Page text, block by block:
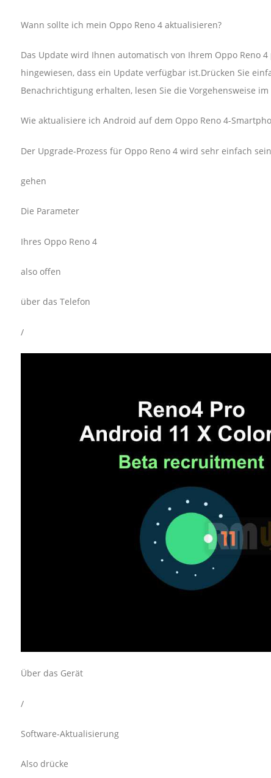
Wann sollte ich mein Oppo Reno 4 aktualisieren?
Das Update wird Ihnen automatisch von Ihrem Oppo Reno
hingewiesen, dass ein Update verfügbar ist.Drücken Sie
Benachrichtigung erhalten, lesen Sie die Vorgehensweise
Wie aktualisiere ich Android auf dem Oppo Reno 4-
Der Upgrade-Prozess für Oppo Reno 4 wird sehr einfach
gehen
Die Parameter
Ihres Oppo Reno 4
also offen
über das Telefon
/
Über das Gerät
/
Software-Aktualisierung
Also drücke